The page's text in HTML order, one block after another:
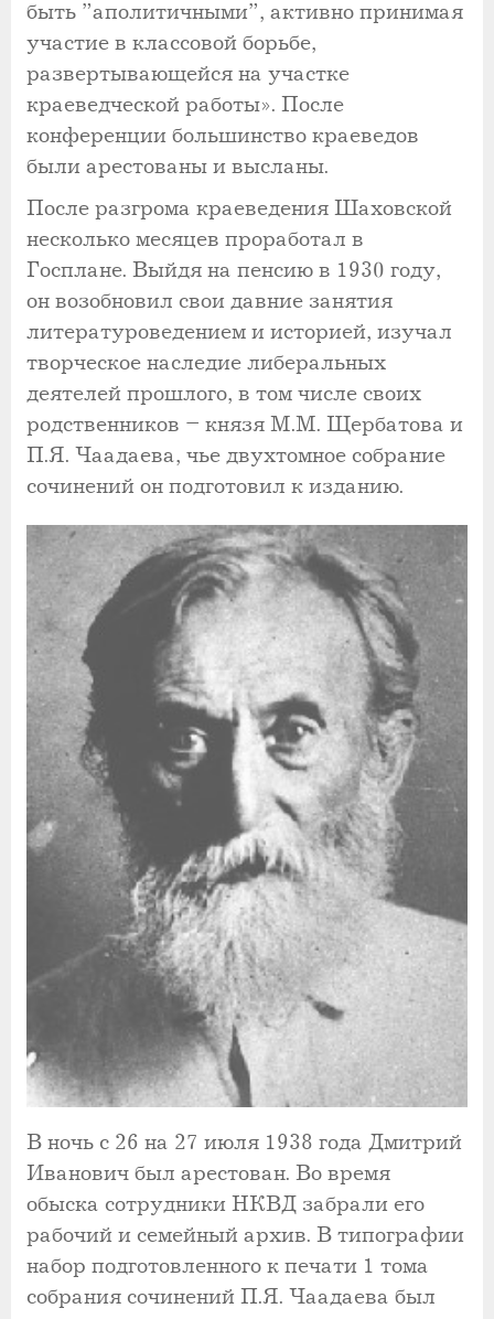
быть ”аполитичными”, активно принимая
участие в классовой борьбе,
развертывающейся на участке
краеведческой работы». После
конференции большинство краеведов
были арестованы и высланы.
После разгрома краеведения Шаховской
несколько месяцев проработал в
Госплане. Выйдя на пенсию в 1930 году,
он возобновил свои давние занятия
литературоведением и историей, изучал
творческое наследие либеральных
деятелей прошлого, в том числе своих
родственников – князя М.М. Щербатова и
П.Я. Чаадаева, чье двухтомное собрание
сочинений он подготовил к изданию.
В ночь с 26 на 27 июля 1938 года Дмитрий
Иванович был арестован. Во время
обыска сотрудники НКВД забрали его
рабочий и семейный архив. В типографии
набор подготовленного к печати 1 тома
собрания сочинений П.Я. Чаадаева был